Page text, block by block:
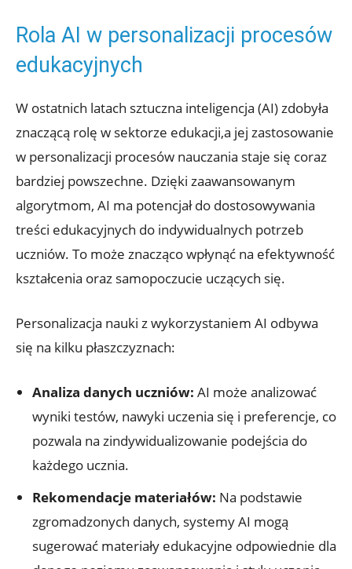
Rola AI w personalizacji procesów
edukacyjnych
W ostatnich latach sztuczna inteligencja (AI) zdobyła
znaczącą rolę w sektorze edukacji,a jej zastosowanie
w personalizacji procesów nauczania staje się coraz
bardziej powszechne. Dzięki zaawansowanym
algorytmom, AI ma potencjał do dostosowywania
treści edukacyjnych do indywidualnych potrzeb
uczniów. To może znacząco wpłynąć na efektywność
kształcenia oraz samopoczucie uczących się.
Personalizacja nauki z wykorzystaniem AI odbywa
się na kilku płaszczyznach:
Analiza danych uczniów: AI może analizować
wyniki testów, nawyki uczenia się i preferencje, co
pozwala na zindywidualizowanie podejścia do
każdego ucznia.
Rekomendacje materiałów: Na podstawie
zgromadzonych danych, systemy AI mogą
sugerować materiały edukacyjne odpowiednie dla